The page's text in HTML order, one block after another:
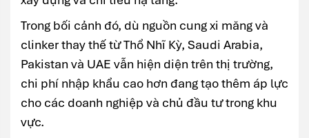
Trong bối cảnh đó, dù nguồn cung xi măng và
clinker thay thế từ Thổ Nhĩ Kỳ, Saudi Arabia,
Pakistan và UAE vẫn hiện diện trên thị trường,
chi phí nhập khẩu cao hơn đang tạo thêm áp lực
cho các doanh nghiệp và chủ đầu tư trong khu
vực.